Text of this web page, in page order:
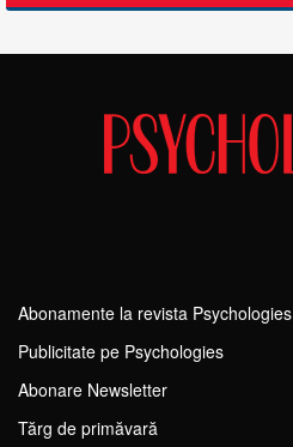
Abonamente la revista Psychologies
Publicitate pe Psychologies
Abonare Newsletter
Tărg de primăvară